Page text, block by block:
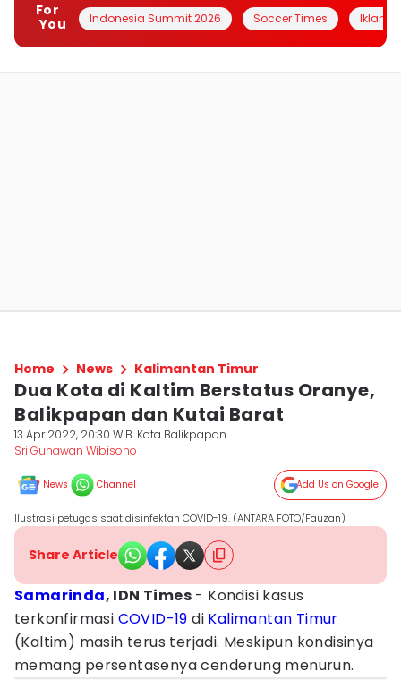
For
You
Indonesia Summit 2026 Soccer Times Iklanin
Home News Kalimantan Timur
Dua Kota di Kaltim Berstatus Oranye,
Balikpapan dan Kutai Barat
13 Apr 2022, 20:30 WIB Kota Balikpapan
Sri Gunawan Wibisono
News Channel Add Us on Google
Ilustrasi petugas saat disinfektan COVID-19. (ANTARA FOTO/Fauzan)
Share Article
Samarinda, IDN Times - Kondisi kasus
terkonfirmasi COVID-19 di Kalimantan Timur
(Kaltim) masih terus terjadi. Meskipun kondisinya
memang persentasenya cenderung menurun.